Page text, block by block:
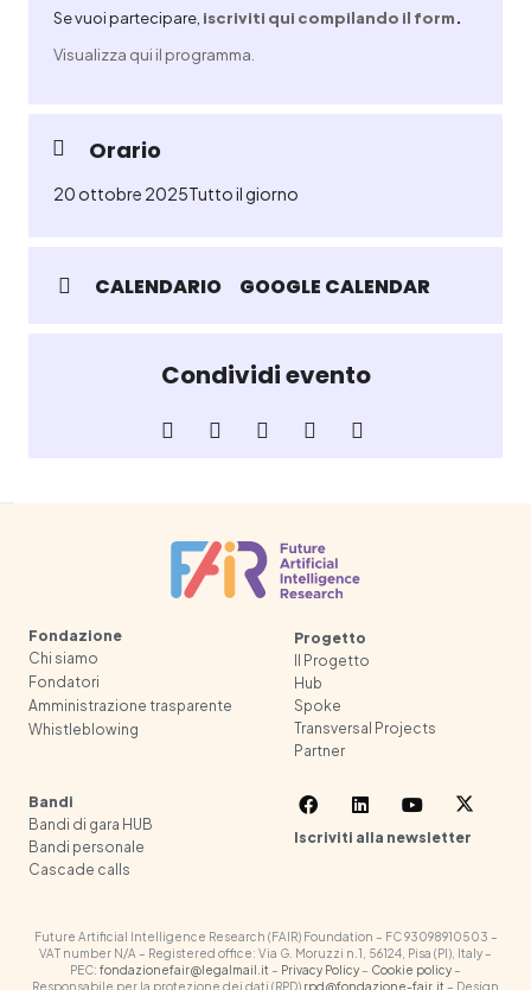
Se vuoi partecipare, iscriviti qui compilando il form.
Visualizza qui il programma.
Orario
20 ottobre 2025Tutto il giorno
CALENDARIO GOOGLE CALENDAR
Condividi evento
Fondazione
Chi siamo
Fondatori
Amministrazione trasparente
Whistleblowing
Progetto
Il Progetto
Hub
Spoke
Transversal Projects
Partner
Bandi
Bandi di gara HUB
Bandi personale
Cascade calls
Iscriviti alla newsletter
Future Artificial Intelligence Research (FAIR) Foundation – FC 93098910503 –
VAT number N/A – Registered office: Via G. Moruzzi n.1, 56124, Pisa (PI), Italy –
PEC: fondazionefair@legalmail.it – Privacy Policy– Cookie policy–
Responsabile per la protezione dei dati (RPD) rpd@fondazione-fair.it – Design